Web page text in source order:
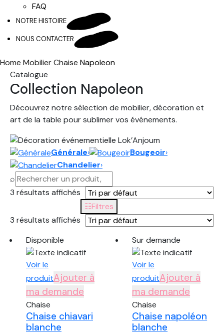
FAQ
NOTRE HISTOIRE
NOUS CONTACTER
Home MobilierChaise Napoleon
Catalogue
Collection Napoleon
Découvrez notre sélection de mobilier, décoration et
art de la table pour sublimer vos événements.
Générale› Bougeoir›
Chandelier›
⌕
3 résultats affichés
☷Filtres
3 résultats affichés
Disponible
Voir le
produitAjouter à
ma demande
Chaise
Chaise chiavari
blanche
Sur demande
Voir le
produitAjouter à
ma demande
Chaise
Chaise napoléon
blanche